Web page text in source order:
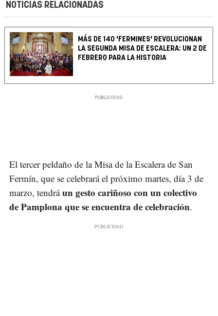
NOTICIAS RELACIONADAS
MÁS DE 140 'FERMINES' REVOLUCIONAN
LA SEGUNDA MISA DE ESCALERA: UN 2 DE
FEBRERO PARA LA HISTORIA
El tercer peldaño de la Misa de la Escalera de San
Fermín, que se celebrará el próximo martes, día 3 de
marzo, tendráun gesto cariñoso con un colectivo
de Pamplona que se encuentra de celebración.